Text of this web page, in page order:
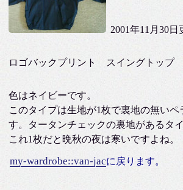
2001年11月30日
ロゴバックプリント スイングトップ
色はネイビーです。
このタイプは生地が1枚で裏地の無い
す。タータンチェックの裏地があるタ
これ1枚だと晩秋の夜は寒いですよね。
my-wardrobe::van-jacに戻ります。